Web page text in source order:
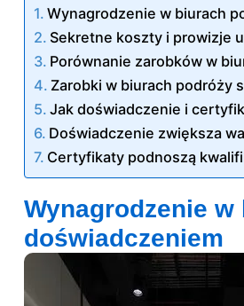
Wynagrodzenie w biurach
Sekretne koszty i prowizje
Porównanie zarobków w
Zarobki w biurach podróży
Jak doświadczenie i
Doświadczenie zwiększa
Certyfikaty podnoszą
Wynagrodzenie
doświadczeniem